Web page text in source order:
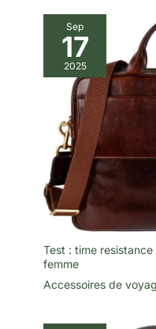
Sep
17
2025
Test : time
femme
Accessoires de